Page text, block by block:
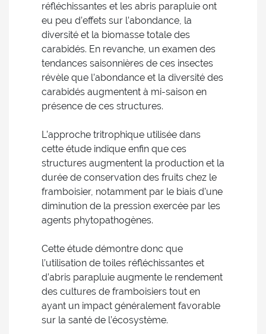
réfléchissantes et les abris parapluie ont
eu peu d’effets sur l’abondance, la
diversité et la biomasse totale des
carabidés. En revanche, un examen des
tendances saisonnières de ces insectes
révèle que l’abondance et la diversité des
carabidés augmentent à mi-saison en
présence de ces structures.
L’approche tritrophique utilisée dans
cette étude indique enfin que ces
structures augmentent la production et la
durée de conservation des fruits chez le
framboisier, notamment par le biais d’une
diminution de la pression exercée par les
agents phytopathogènes.
Cette étude démontre donc que
l’utilisation de toiles réfléchissantes et
d’abris parapluie augmente le rendement
des cultures de framboisiers tout en
ayant un impact généralement favorable
sur la santé de l’écosystème.